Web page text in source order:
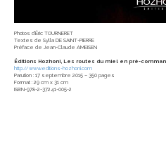
Photos d’Éric TOURNERET
Textes de Sylla DE SAINT-PIERRE
Préface de Jean-Claude AMEISEN
Éditions Hozhoni, Les routes du miel en pré-
http://www.editions-hozhoni.com
Parution : 17 septembre 2015 – 350 pages
Format : 29 cm x 31 cm
ISBN-978-2-37241-005-2